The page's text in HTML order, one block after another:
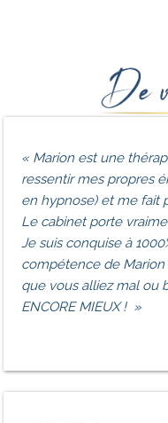
« Marion est une
ressentir mes propres
en hypnose) et me fait
Le cabinet porte
Je suis conquise à
compétence de Marion
que vous alliez mal ou
ENCORE MIEUX ! »